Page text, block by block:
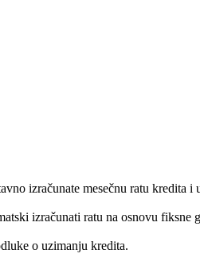
izračunate mesečnu ratu kredita i
izračunati ratu na osnovu fiksne
o uzimanju kredita.